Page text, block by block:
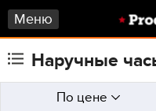
Меню
Наручные
По цене